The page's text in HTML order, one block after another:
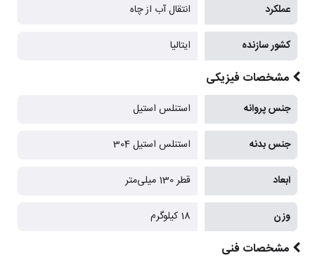
عملکرد انتقال آب از چاه
کشور سازنده ایتالیا
مشخصات فیزیکی
جنس پروانه استنلس استیل
جنس بدنه استنلس استیل 304
ابعاد قطر 130 میلی‌متر
وزن 18 کیلوگرم
مشخصات فنی